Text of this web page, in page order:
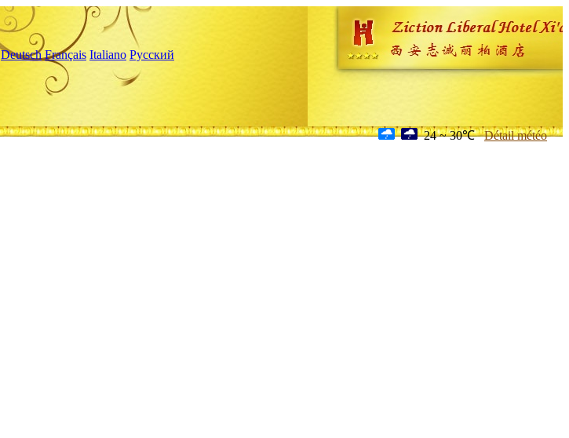
Deutsch Français Italiano Русский
24 ~ 30℃ Détail météo